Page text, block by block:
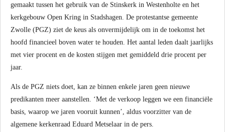
gemaakt tussen het gebruik van de Stinskerk in Westenholte en het
kerkgebouw Open Kring in Stadshagen. De protestantse gemeente
Zwolle (PGZ) ziet de keus als onvermijdelijk om in de toekomst het
hoofd financieel boven water te houden. Het aantal leden daalt jaarlijks
met vier procent en de kosten stijgen met gemiddeld drie procent per
jaar.
Als de PGZ niets doet, kan ze binnen enkele jaren geen nieuwe
predikanten meer aanstellen. ‘Met de verkoop leggen we een financiële
basis, waarop we jaren vooruit kunnen’, aldus voorzitter van de
algemene kerkenraad Eduard Metselaar in de pers.